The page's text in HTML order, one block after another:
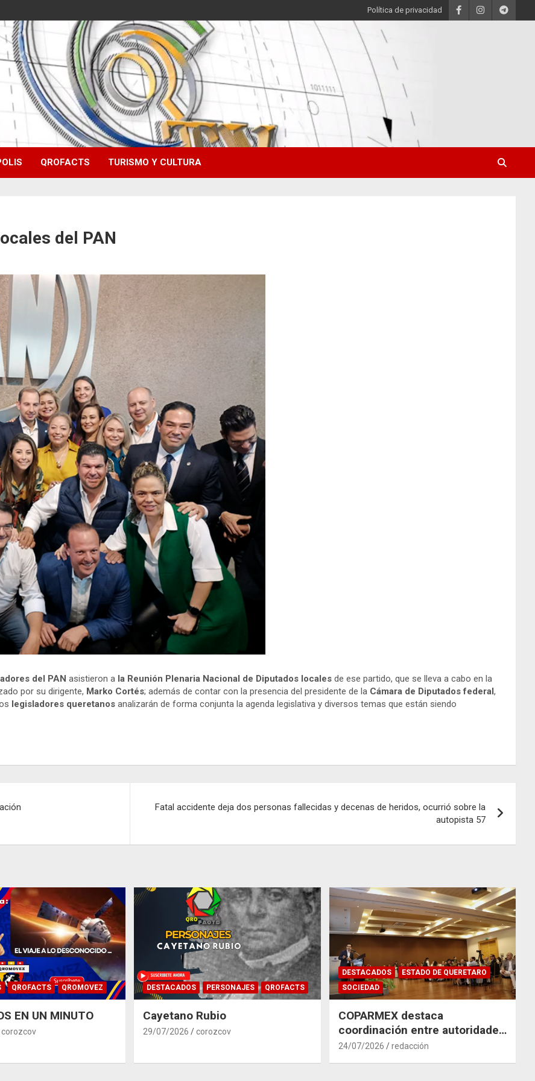
Política de privacidad
QROFACTS TURISMO Y CULTURA
del PAN
del PAN asistieron a la Reunión Plenaria Nacional de Diputados locales de ese partido, que se lleva a cabo en la
por su dirigente, Marko Cortés; además de contar con la presencia del presidente de la Cámara de Diputados federal,
legisladores queretanos analizarán de forma conjunta la agenda legislativa y diversos temas que están siendo
Fatal accidente deja dos personas fallecidas y decenas de heridos, ocurrió sobre la
autopista 57
QROFACTS QROMOVEZ
EN UN MINUTO
corozcov
DESTACADOS PERSONAJES QROFACTS
Cayetano Rubio
29/07/2026 corozcov
DESTACADOS
ESTADO DE QUERETARO
SOCIEDAD
COPARMEX destaca
coordinación entre autoridades
y empresas para mitigar el
24/07/2026 redacción